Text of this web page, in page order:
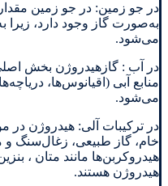
در جو زمین: در جو زمین
به‌صورت گاز وجود دارد، زیرا
می‌شود.
در آب : گازهیدروژن بخش
منابع آبی (اقیانوس‌ها،
می‌شود.
در ترکیبات آلی: هیدروژن در
خام، گاز طبیعی، زغال‌سنگ و
هیدروکربن‌ها مانند متان ،
هیدروژن هستند.